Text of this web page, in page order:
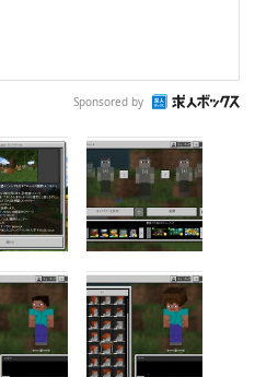
Sponsored by